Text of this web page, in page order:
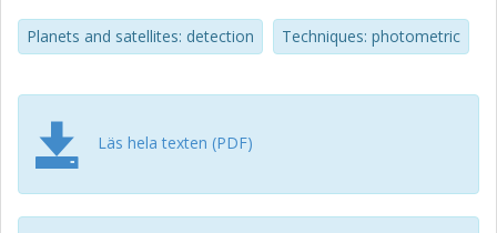
validation of five new planetary systems: TOI-1883b, TOI-
2274b, TOI-2768b, TOI-4438b, and TOI-5319b, along with
and 5486b. We also present an empirical definition for the
Neptune desert boundaries. The remaining six systems
could not be validated due to large true radius values
overlapping with the brown dwarf regime or, alternatively,
the presence of chromaticity in the MuSCAT2 light curves.
Planets and satellites: detection Techniques: photometric
Läs hela texten (PDF)